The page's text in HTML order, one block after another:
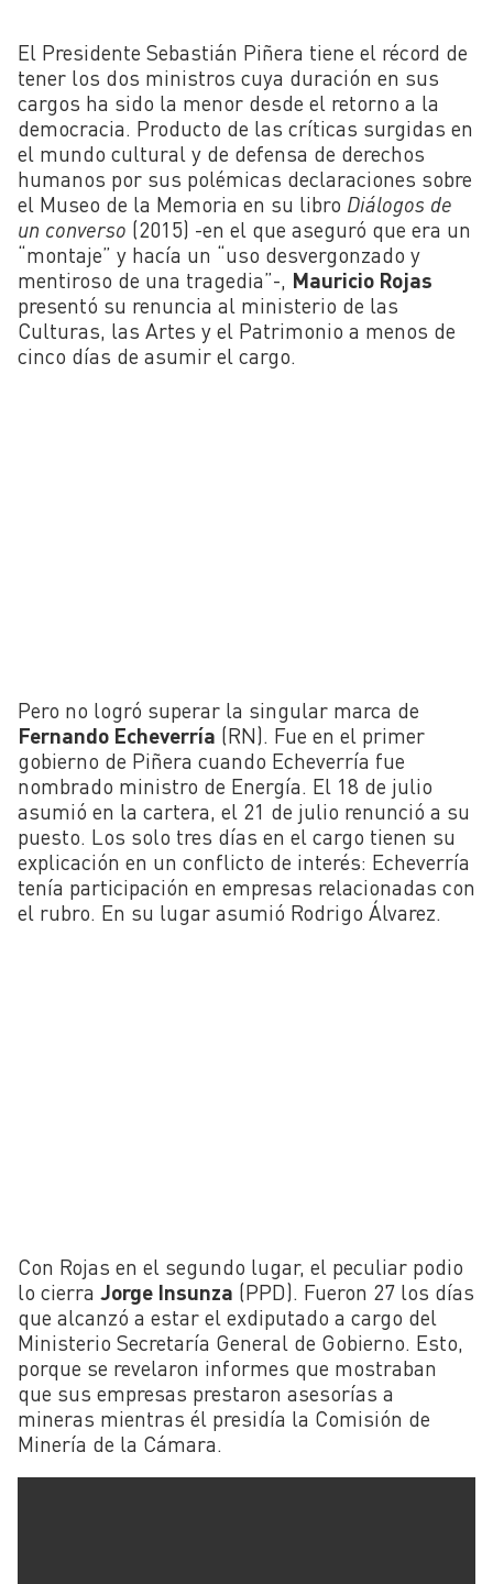
El Presidente Sebastián Piñera tiene el récord de
tener los dos ministros cuya duración en sus
cargos ha sido la menor desde el retorno a la
democracia. Producto de las críticas surgidas en
el mundo cultural y de defensa de derechos
humanos por sus polémicas declaraciones sobre
el Museo de la Memoria en su libro Diálogos de
un converso (2015) -en el que aseguró que era un
“montaje” y hacía un “uso desvergonzado y
mentiroso de una tragedia”-, Mauricio Rojas
presentó su renuncia al ministerio de las
Culturas, las Artes y el Patrimonio a menos de
cinco días de asumir el cargo.
Pero no logró superar la singular marca de
Fernando Echeverría (RN). Fue en el primer
gobierno de Piñera cuando Echeverría fue
nombrado ministro de Energía. El 18 de julio
asumió en la cartera, el 21 de julio renunció a su
puesto. Los solo tres días en el cargo tienen su
explicación en un conflicto de interés: Echeverría
tenía participación en empresas relacionadas con
el rubro. En su lugar asumió Rodrigo Álvarez.
Con Rojas en el segundo lugar, el peculiar podio
lo cierra Jorge Insunza (PPD). Fueron 27 los días
que alcanzó a estar el exdiputado a cargo del
Ministerio Secretaría General de Gobierno. Esto,
porque se revelaron informes que mostraban
que sus empresas prestaron asesorías a
mineras mientras él presidía la Comisión de
Minería de la Cámara.